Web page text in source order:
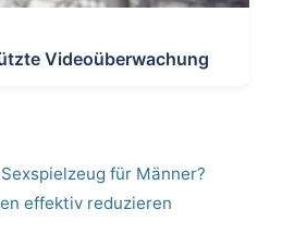
Videoüberwachung
für Männer?
effektiv reduzieren